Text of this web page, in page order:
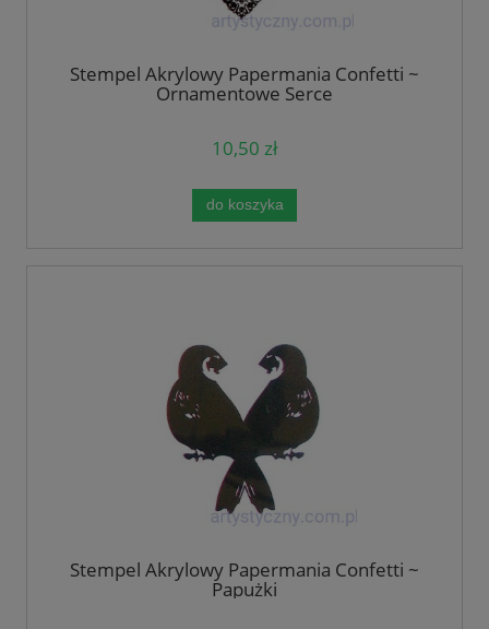
Stempel Akrylowy Papermania Confetti ~
Ornamentowe Serce
10,50 zł
do koszyka
Stempel Akrylowy Papermania Confetti ~
Papużki